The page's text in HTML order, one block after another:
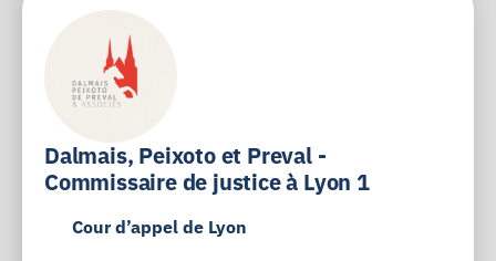
Dalmais, Peixoto et Preval -
Commissaire de justice à Lyon 1
Cour d’appel de Lyon